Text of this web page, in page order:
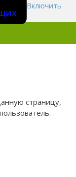
Включить
страницу,